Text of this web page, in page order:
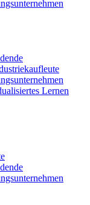
Lernen